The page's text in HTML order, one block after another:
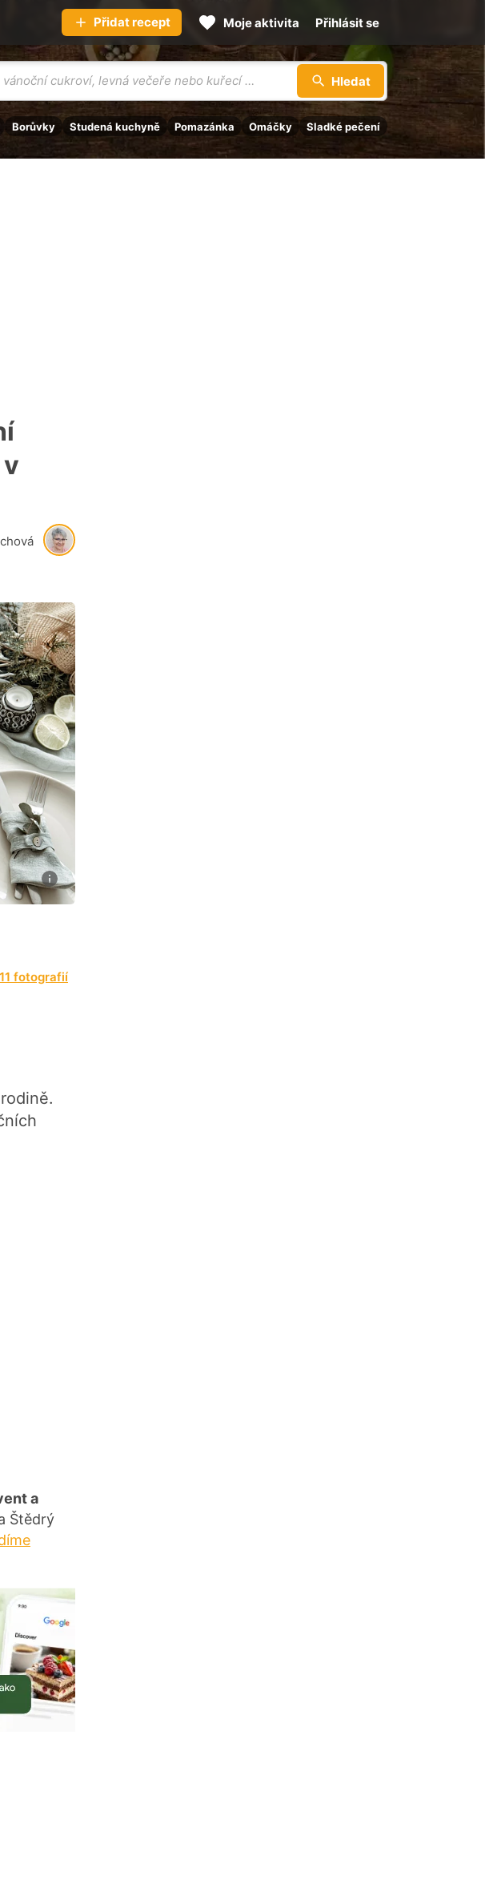
Hledat
Borůvky Studená kuchyně Pomazánka Omáčky Sladké pečení
Přidat recept Moje aktivita Přihlásit se
fotografií
a
Štědrý